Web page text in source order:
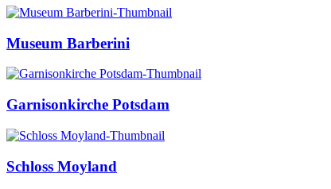
Museum Barberini
Garnisonkirche Potsdam
Schloss Moyland